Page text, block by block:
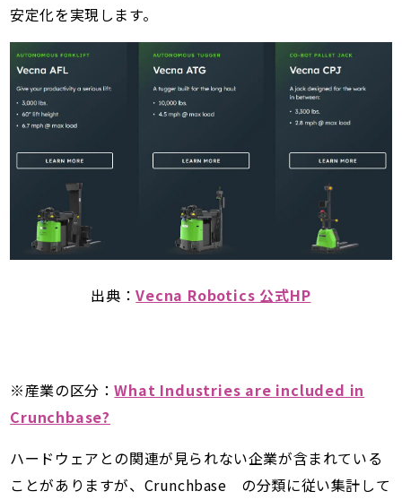
安定化を実現します。
出典：Vecna Robotics 公式HP
※産業の区分：What Industries are included in
Crunchbase?
ハードウェアとの関連が見られない企業が含まれている
ことがありますが、Crunchbase の分類に従い集計して